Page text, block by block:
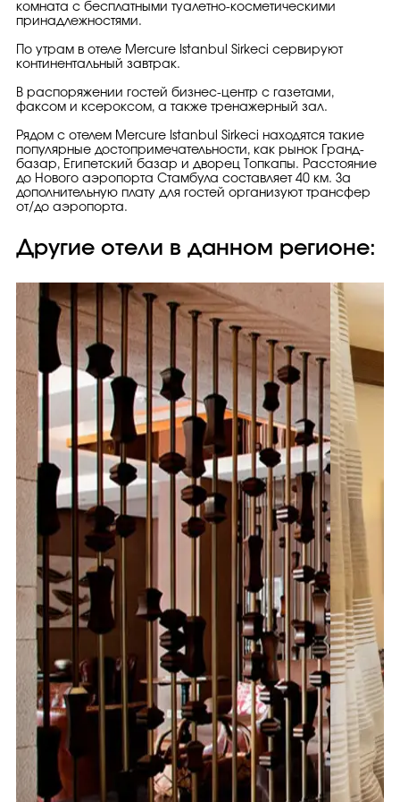
комната с бесплатными туалетно-косметическими
принадлежностями.
По утрам в отеле Mercure Istanbul Sirkeci сервируют
континентальный завтрак.
В распоряжении гостей бизнес-центр с газетами,
факсом и ксероксом, а также тренажерный зал.
Рядом с отелем Mercure Istanbul Sirkeci находятся такие
популярные достопримечательности, как рынок Гранд-
базар, Египетский базар и дворец Топкапы. Расстояние
до Нового аэропорта Стамбула составляет 40 км. За
дополнительную плату для гостей организуют трансфер
от/до аэропорта.
Другие отели в данном регионе: